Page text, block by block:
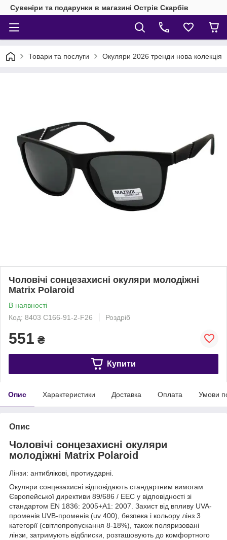
Сувеніри та подарунки в магазині Острів Скарбів
Товари та послуги Окуляри 2026 тренди нова колекція
Чоловічі сонцезахисні окуляри молодіжні
Matrix Polaroid
В наявності
Код: 8403 С166-91-2-F26
Роздріб
551 ₴
Купити
Опис Характеристики Доставка Оплата Умови
Опис
Чоловічі сонцезахисні окуляри
молодіжні Matrix Polaroid
Лінзи: антиблікові, протиударні.
Окуляри сонцезахисні відповідають стандартним вимогам
Європейської директиви 89/686 / ЕЕС у відповідності зі
стандартом EN 1836: 2005+А1: 2007. Захист від впливу UVA-
променів UVB-променів (uv 400), безпека і кольору лінз 3
категорії (світлопропускання 8-18%), також поляризовані
лінзи, затримують відблиски, розташовують до комфортного